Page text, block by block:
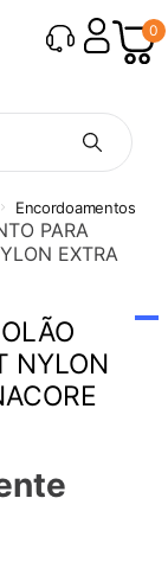
0
Encordoamentos
PARA
EXTRA
NYLON